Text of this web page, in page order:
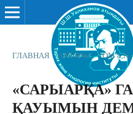
ГЛАВНАЯ / АРХИВЫ / ТОМ 8 №
«САРЫАРҚА»
ҚАУЫМЫН